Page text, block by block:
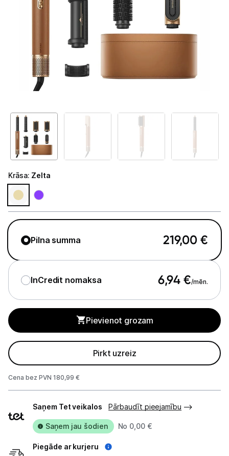
Telefoni, planšetdatori
Viedierīces
Sadzīves tehnika
Skaistumkopšana
Fēni
Lokšķēres
Matu griežamās mašīnas
Ķermeņa kopšana
Veselība
Sports un atpūta
Ražotāju atjaunota tehnika
Vēlmju saraksts
Blogs
Piegāde un apmaksa
Tehnikas izvešana
Krāsa: Zelta
Pilna summa 219,00 €
InCredit nomaksa 6,94 €/mēn.
Pievienot grozam
Pirkt uzreiz
Cena bez PVN 180,99 €
veidi
Saņem Tet veikalos Pārbaudīt pieejamību
Saņem jau šodien No 0,00 €
Piegāde ar kurjeru